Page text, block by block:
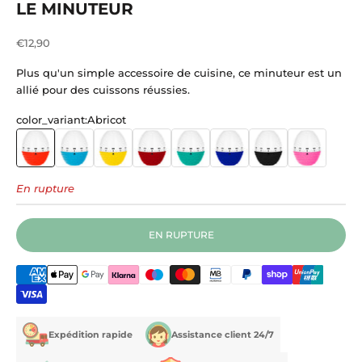
LE MINUTEUR
Prix de vente
€12,90
Plus qu'un simple accessoire de cuisine, ce minuteur est un
allié pour des cuissons réussies.
color_variant:Abricot
Abricot
Azur Citron CoquelicotLagune Marine Reglisse Rose
En rupture
EN RUPTURE
Expédition rapide Assistance client 24/7